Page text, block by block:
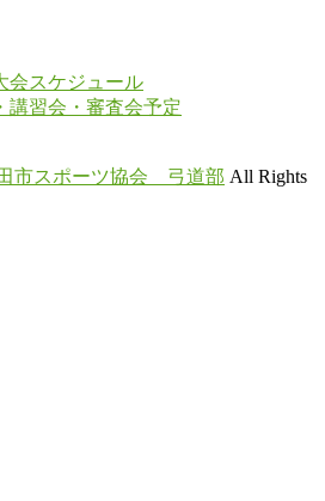
会スケジュール
習会・審査会予定
田市スポーツ協会 弓道部 All Rights